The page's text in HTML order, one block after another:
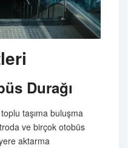
Durağı
taşıma buluşma
ve birçok otobüs
aktarma